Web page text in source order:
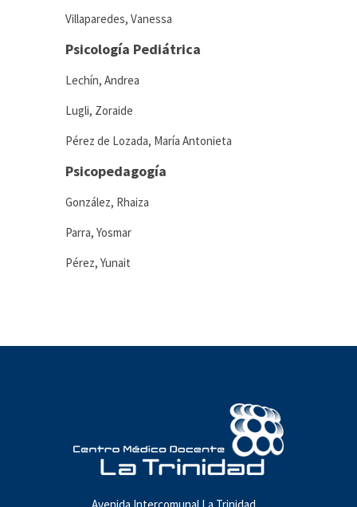
Villaparedes, Vanessa
Psicología Pediátrica
Lechín, Andrea
Lugli, Zoraide
Pérez de Lozada, María Antonieta
Psicopedagogía
González, Rhaiza
Parra, Yosmar
Pérez, Yunait